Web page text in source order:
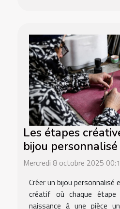
Les étapes
bijou personnalisé
Mercredi 8 octobre 2025
Créer un bijou
créatif où chaque
naissance à une pièce